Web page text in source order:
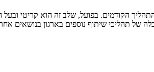
הקודמים. בפועל, שלב זה הוא קריטי ובעל
של תהליכי שיתוף נוספים בארגון בנושאים